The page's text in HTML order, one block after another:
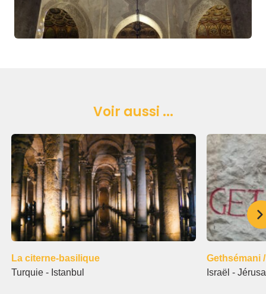
Voir aussi ...
La citerne-basilique
Turquie - Istanbul
Gethsémani
Israël -